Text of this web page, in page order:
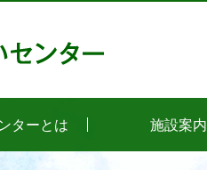
ターとは 施設案内